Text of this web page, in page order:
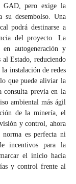
GAD, pero exige la
su desembolso. Una
podrá destinarse a
del proyecto. La
autogeneración y
Estado, reduciendo
instalación de redes
que puede aliviar la
consulta previa en la
ambiental más ágil
de la minería, el
y control, ahora
norma es perfecta ni
incentivos para la
el inicio hacia
y control frente al